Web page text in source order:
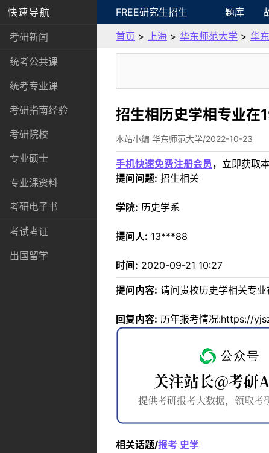
快速导航
考研新闻
统考公共课
统考专业课
考研指南经验
考研院校
专业硕士
专业课资料
考研电子书
考试考证
出国留学
FREE研究生招生 题库
首页 > 上海 > 华东师范大学 > 华
招生相历史学相专业
本站小编 华东师范大学/2022-10-23
手机快速免费注册会员 ，立即获取
提问问题: 招生相关
学院: 历史学系
提问人: 13***88
时间: 2020-09-21 10:27
提问内容: 请问贵校历史学相关专
回复内容: 历年报考情况:https://
相关话题/报考 史学